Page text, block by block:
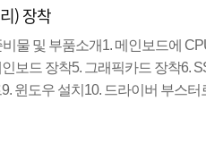
) 장착
물 및 부품소개1. 메인보드에
보드 장착5. 그래픽카드 장착6.
윈도우 설치10. 드라이버 부스